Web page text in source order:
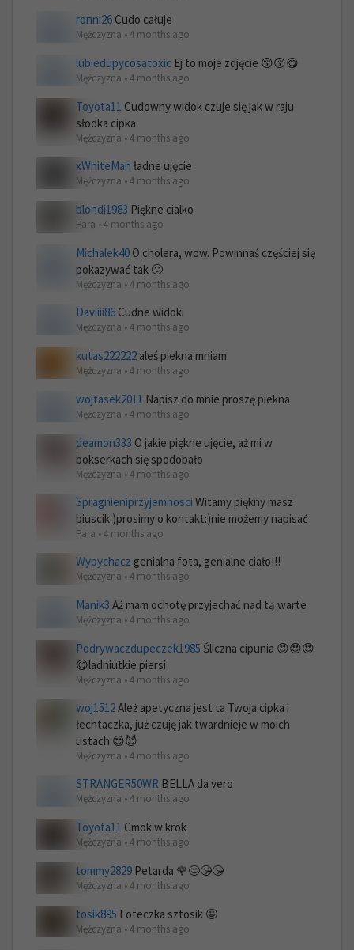
ronni26 Cudo całuje
Mężczyzna • 4 months ago
lubiedupycosatoxic Ej to moje zdjęcie 😚😚😋
Mężczyzna • 4 months ago
Toyota11 Cudowny widok czuje się jak w raju
słodka cipka
Mężczyzna • 4 months ago
xWhiteMan ładne ujęcie
Mężczyzna • 4 months ago
blondi1983 Piękne cialko
Para • 4 months ago
Michalek40 O cholera, wow. Powinnaś częściej się
pokazywać tak 🙂
Mężczyzna • 4 months ago
Daviiii86 Cudne widoki
Mężczyzna • 4 months ago
kutas222222 aleś piekna mniam
Mężczyzna • 4 months ago
wojtasek2011 Napisz do mnie proszę piekna
Mężczyzna • 4 months ago
deamon333 O jakie piękne ujęcie, aż mi w
bokserkach się spodobało
Mężczyzna • 4 months ago
Spragnieniprzyjemnosci Witamy piękny masz
biuscik:)prosimy o kontakt:)nie możemy napisać
Para • 4 months ago
Wypychacz genialna fota, genialne ciało!!!
Mężczyzna • 4 months ago
Manik3 Aż mam ochotę przyjechać nad tą warte
Mężczyzna • 4 months ago
Podrywaczdupeczek1985 Śliczna cipunia 😍😍😍
😋ladniutkie piersi
Mężczyzna • 4 months ago
woj1512Ależ apetyczna jest ta Twoja cipka i
łechtaczka, już czuję jak twardnieje w moich
ustach 😍😈
Mężczyzna • 4 months ago
STRANGER50WR BELLA da vero
Mężczyzna • 4 months ago
Toyota11 Cmok w krok
Mężczyzna • 4 months ago
tommy2829 Petarda 🌹😊😘😘
Mężczyzna • 4 months ago
tosik895 Foteczka sztosik 🤩
Mężczyzna • 4 months ago